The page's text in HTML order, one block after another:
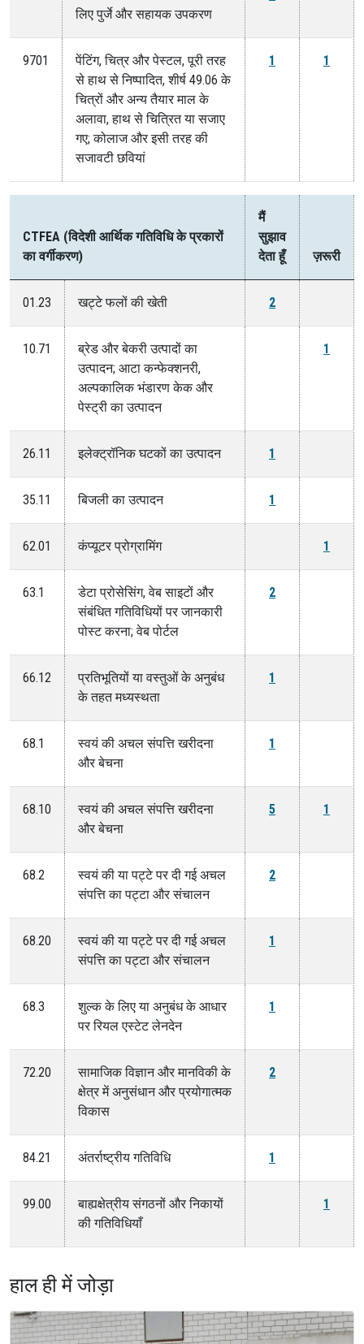
लिए पुर्जे और सहायक उपकरण
9701
पेंटिंग, चित्र और पेस्टल, पूरी तरह
से हाथ से निष्पादित, शीर्ष 49.06 के
चित्रों और अन्य तैयार माल के
अलावा, हाथ से चित्रित या सजाए
गए; कोलाज और इसी तरह की
सजावटी छवियां
1 1
CTFEA (विदेशी आर्थिक गतिविधि के प्रकारों
का वर्गीकरण)
मैं
सुझाव
देता हूँ
ज़रूरी
01.23 खट्टे फलों की खेती 2
10.71
ब्रेड और बेकरी उत्पादों का
उत्पादन; आटा कन्फेक्शनरी,
अल्पकालिक भंडारण केक और
पेस्ट्री का उत्पादन
1
26.11 इलेक्ट्रॉनिक घटकों का उत्पादन 1
35.11 बिजली का उत्पादन 1
62.01 कंप्यूटर प्रोग्रामिंग 1
63.1
डेटा प्रोसेसिंग, वेब साइटों और
संबंधित गतिविधियों पर जानकारी
पोस्ट करना; वेब पोर्टल
2
66.12
प्रतिभूतियों या वस्तुओं के अनुबंध
के तहत मध्यस्थता
1
68.1
स्वयं की अचल संपत्ति खरीदना
और बेचना
1
68.10
स्वयं की अचल संपत्ति खरीदना
और बेचना
5 1
68.2
स्वयं की या पट्टे पर दी गई अचल
संपत्ति का पट्टा और संचालन
2
68.20
स्वयं की या पट्टे पर दी गई अचल
संपत्ति का पट्टा और संचालन
1
68.3
शुल्क के लिए या अनुबंध के आधार
पर रियल एस्टेट लेनदेन
1
72.20
सामाजिक विज्ञान और मानविकी के
क्षेत्र में अनुसंधान और प्रयोगात्मक
विकास
2
84.21 अंतर्राष्ट्रीय गतिविधि 1
99.00
बाह्यक्षेत्रीय संगठनों और निकायों
की गतिविधियाँ
1
हाल ही में जोड़ा